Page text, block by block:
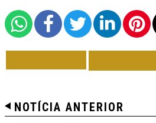
NOTÍCIA ANTERIOR